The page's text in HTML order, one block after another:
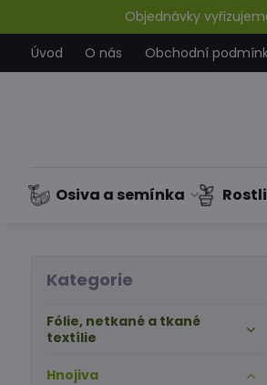
Objednávky
Úvod
O nás Obchodní
Osiva a semínka
Kategorie
Fólie, netkané a tkané
textílie
Hnojiva